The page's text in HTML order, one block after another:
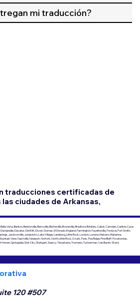
mi traducción?
traducciones certificadas de
ciudades de Arkansas,
Vista, Benton, Bentonville, Berryville, Blytheville, Booneville, Bradford, Brinkley, Cabot, Camden, Carlisle, Cave
Decatur, DeWitt, Dover, Dumas, El Dorado, England, Farmington, Fayetteville, Fordyce, Fort Smith,
Jacksonville, Jonesboro, Lake Village, Laneburg, Little Rock, London, Lonoke, Malvern, Marianna,
View, Nashville, Newport, Norfork, North Little Rock, Ozark, Paris, Pea Ridge, Pine Bluff, Pocahontas,
Haven, Springdale, Star City, Stuttgart, Searcy, Texarkana, Trumann, Tuckerman, Van Buren, Ward,
120 #507